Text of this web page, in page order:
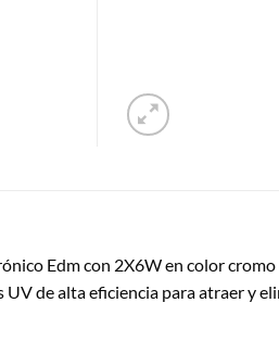
Edm con 2X6W en color
UV de alta eficiencia para atraer y